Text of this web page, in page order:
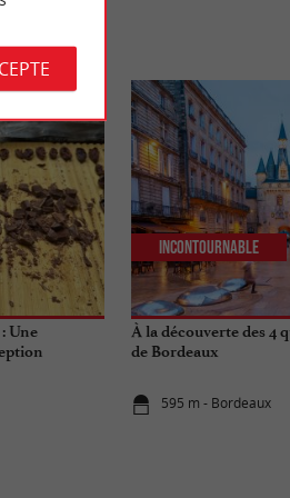
Une
À la découverte des 4
de Bordeaux
595 m - Bordeaux
Incontournable